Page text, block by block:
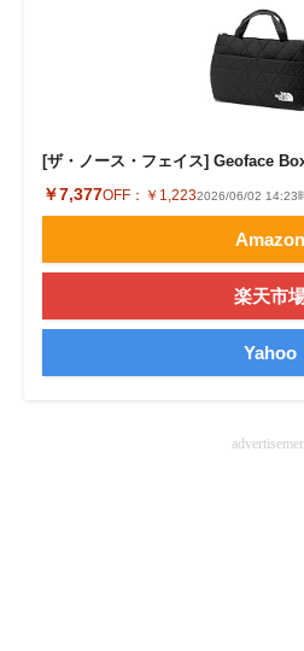
建設×テクノロジーの最前線
ちょっと気になるネットの話題
[ザ・ノース・フェイス] Geoface
￥7,377OFF： ￥1,2232026/06/02 14:23
Amazon
楽天市
Yahoo